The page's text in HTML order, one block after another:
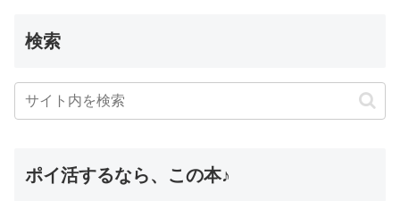
検索
ポイ活するなら、この本♪